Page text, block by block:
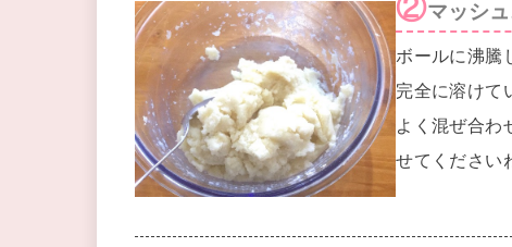
②マッシ
ボールに沸騰
完全に溶けて
よく混ぜ合わ
せてください